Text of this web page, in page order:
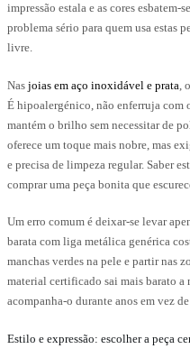
impressão estala e as cores
problema sério para quem usa estas
livre.
Nas joias em aço inoxidável e prata ,
É hipoalergénico, não enferruja com
mantém o brilho sem necessitar de
oferece um toque mais nobre, mas
e precisa de limpeza regular. Saber
comprar uma peça bonita que
Um erro comum é deixar-se levar
barata com liga metálica genérica
manchas verdes na pele e partir nas
material certificado sai mais barato a
acompanha-o durante anos em vez de
Estilo e expressão: escolher a peça